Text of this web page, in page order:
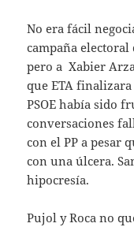
No era fácil
campaña
pero a Xabier
que ETA
PSOE había sido
conversaciones
con el PP a pesar
con una úlcera.
hipocresía.
Pujol y Roca no